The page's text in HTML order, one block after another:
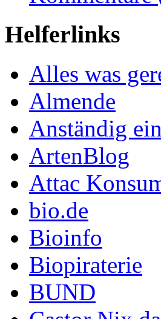
Helferlinks
Alles was
Almende
Anständig
ArtenBlog
Attac
bio.de
Bioinfo
Biopiraterie
BUND